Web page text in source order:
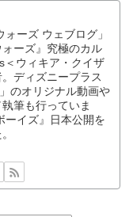
ーズ ウェブログ」
ーズ』究極のカル
＜ウィキア・クイザ
ディズニープラス
のオリジナル動画や
筆も行っていま
ーイズ』日本公開を